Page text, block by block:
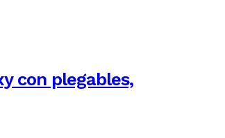
con plegables,